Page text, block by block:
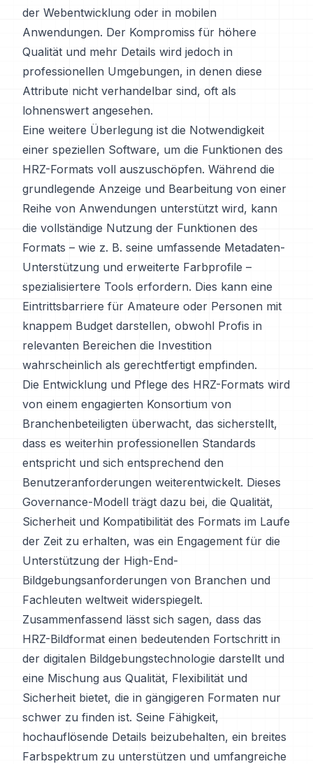
der Webentwicklung oder in mobilen
Anwendungen. Der Kompromiss für höhere
Qualität und mehr Details wird jedoch in
professionellen Umgebungen, in denen diese
Attribute nicht verhandelbar sind, oft als
lohnenswert angesehen.
Eine weitere Überlegung ist die Notwendigkeit
einer speziellen Software, um die Funktionen des
HRZ-Formats voll auszuschöpfen. Während die
grundlegende Anzeige und Bearbeitung von einer
Reihe von Anwendungen unterstützt wird, kann
die vollständige Nutzung der Funktionen des
Formats – wie z. B. seine umfassende Metadaten-
Unterstützung und erweiterte Farbprofile –
spezialisiertere Tools erfordern. Dies kann eine
Eintrittsbarriere für Amateure oder Personen mit
knappem Budget darstellen, obwohl Profis in
relevanten Bereichen die Investition
wahrscheinlich als gerechtfertigt empfinden.
Die Entwicklung und Pflege des HRZ-Formats wird
von einem engagierten Konsortium von
Branchenbeteiligten überwacht, das sicherstellt,
dass es weiterhin professionellen Standards
entspricht und sich entsprechend den
Benutzeranforderungen weiterentwickelt. Dieses
Governance-Modell trägt dazu bei, die Qualität,
Sicherheit und Kompatibilität des Formats im Laufe
der Zeit zu erhalten, was ein Engagement für die
Unterstützung der High-End-
Bildgebungsanforderungen von Branchen und
Fachleuten weltweit widerspiegelt.
Zusammenfassend lässt sich sagen, dass das
HRZ-Bildformat einen bedeutenden Fortschritt in
der digitalen Bildgebungstechnologie darstellt und
eine Mischung aus Qualität, Flexibilität und
Sicherheit bietet, die in gängigeren Formaten nur
schwer zu finden ist. Seine Fähigkeit,
hochauflösende Details beizubehalten, ein breites
Farbspektrum zu unterstützen und umfangreiche